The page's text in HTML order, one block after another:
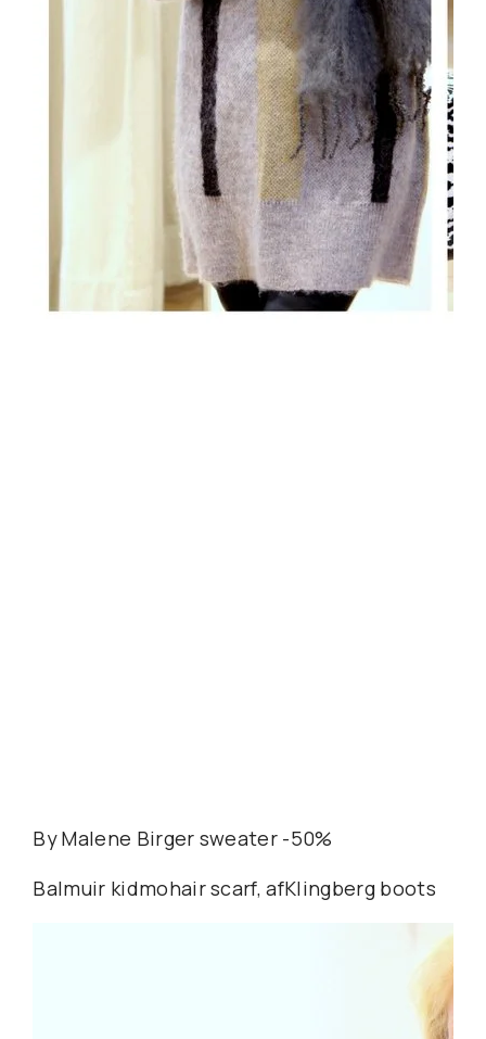
By Malene Birger sweater -50%
Balmuir kidmohair scarf, afKlingberg boots